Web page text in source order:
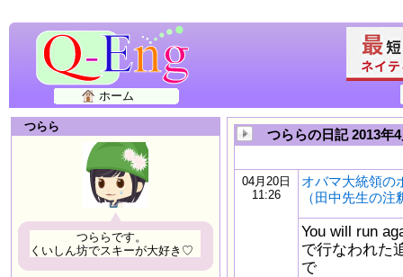
ホーム
つらら
つららです。
くいしん坊でスキーが大好き♡
つららの日記 2013年
04月20日
11:26
オバマ大統領の
（田中先生の
You will run
で行なわれた
で